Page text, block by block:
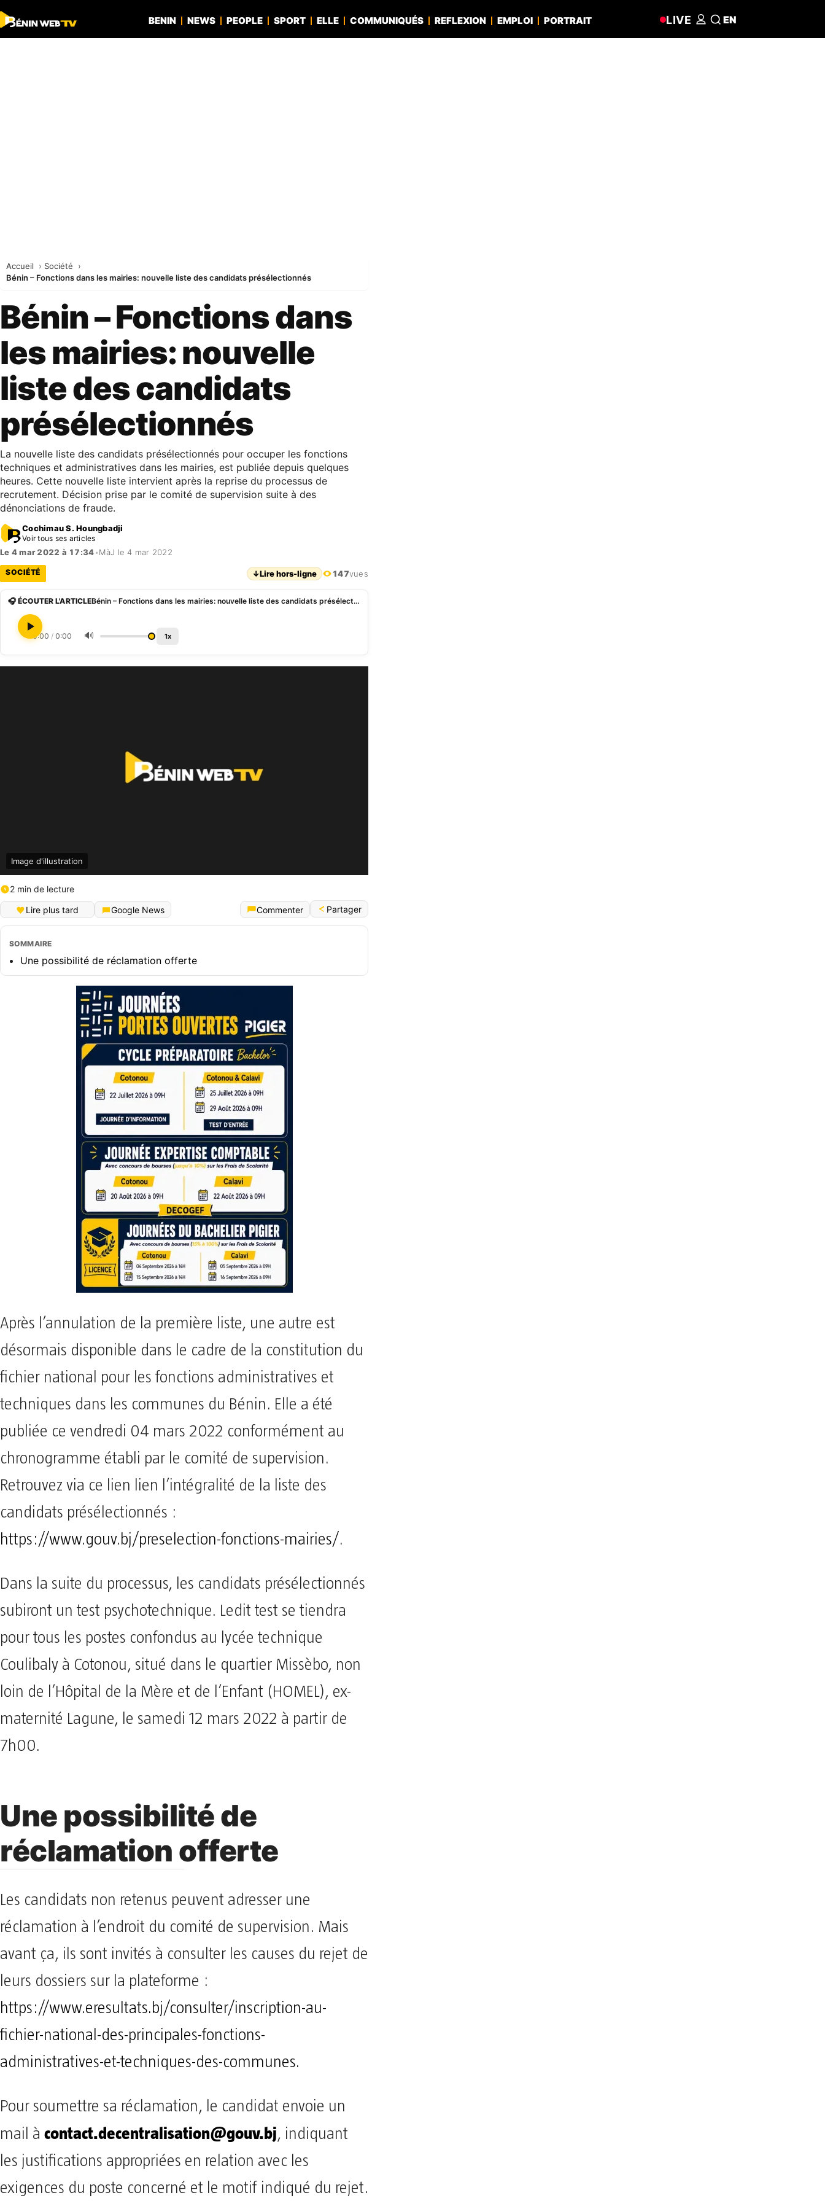
BENIN NEWS PEOPLE SPORT ELLE COMMUNIQUÉS REFLEXION EMPLOI PORTRAIT LIVE EN
Accueil
Société
Bénin – Fonctions dans les mairies: nouvelle liste des candidats présélectionnés
Bénin – Fonctions dans
les mairies: nouvelle
liste des candidats
présélectionnés
La nouvelle liste des candidats présélectionnés pour occuper les fonctions
techniques et administratives dans les mairies, est publiée depuis quelques
heures. Cette nouvelle liste intervient après la reprise du processus de
recrutement. Décision prise par le comité de supervision suite à des
dénonciations de fraude.
Cochimau S. Houngbadji
Voir tous ses articles
Le 4 mar 2022 à 17:34•MàJ le 4 mar 2022
SOCIÉTÉ ↓Lire hors-ligne 147vues
🎧 ÉCOUTER L'ARTICLE Bénin – Fonctions dans les mairies: nouvelle liste des candidats présélectionnés
0:00 / 0:00 🔊 1x
Image d'illustration
2 min de lecture
Lire plus tard
Google News Commenter Partager
SOMMAIRE
Une possibilité de réclamation offerte
Après l’annulation de la première liste, une autre est
désormais disponible dans le cadre de la constitution du
fichier national pour les fonctions administratives et
techniques dans les communes du Bénin. Elle a été
publiée ce vendredi 04 mars 2022 conformément au
chronogramme établi par le comité de supervision.
Retrouvez via ce lien lien l’intégralité de la liste des
candidats présélectionnés :
https://www.gouv.bj/preselection-fonctions-mairies/.
Dans la suite du processus, les candidats présélectionnés
subiront un test psychotechnique. Ledit test se tiendra
pour tous les postes confondus au lycée technique
Coulibaly à Cotonou, situé dans le quartier Missèbo, non
loin de l’Hôpital de la Mère et de l’Enfant (HOMEL), ex-
maternité Lagune, le samedi 12 mars 2022 à partir de
7h00.
Une possibilité de
réclamation offerte
Les candidats non retenus peuvent adresser une
réclamation à l’endroit du comité de supervision. Mais
avant ça, ils sont invités à consulter les causes du rejet de
leurs dossiers sur la plateforme :
https://www.eresultats.bj/consulter/inscription-au-
fichier-national-des-principales-fonctions-
administratives-et-techniques-des-communes.
Pour soumettre sa réclamation, le candidat envoie un
mail à contact.decentralisation@gouv.bj, indiquant
les justifications appropriées en relation avec les
exigences du poste concerné et le motif indiqué du rejet.